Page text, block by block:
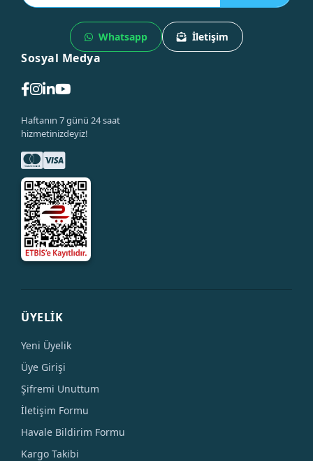
Whatsapp İletişim
Sosyal Medya
Haftanın 7 günü 24 saat
hizmetinizdeyiz!
ÜYELİK
Yeni Üyelik
Üye Girişi
Şifremi Unuttum
İletişim Formu
Havale Bildirim Formu
Kargo Takibi